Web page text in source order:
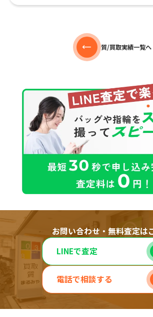
質/買取実績一覧へ
お問い合わせ・無料査定は
LINEで査定
電話で相談する